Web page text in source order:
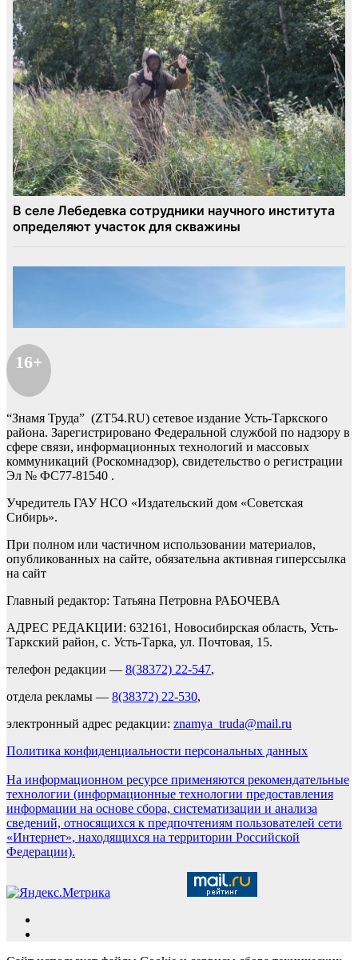
16+
“Знамя Труда” (ZT54.RU) сетевое издание Усть-Таркского
района. Зарегистрировано Федеральной службой по надзору в
сфере связи, информационных технологий и массовых
коммуникаций (Роскомнадзор), свидетельство о регистрации
Эл № ФС77-81540 .
Учредитель ГАУ НСО «Издательский дом «Советская
Сибирь».
При полном или частичном использовании материалов,
опубликованных на сайте, обязательна активная гиперссылка
на сайт
Главный редактор: Татьяна Петровна РАБОЧЕВА
АДРЕС РЕДАКЦИИ: 632161, Новосибирская область, Усть-
Таркский район, с. Усть-Тарка, ул. Почтовая, 15.
телефон редакции — 8(38372) 22-547,
отдела рекламы — 8(38372) 22-530,
электронный адрес редакции: znamya_truda@mail.ru
Политика конфиденциальности персональных данных
На информационном ресурсе применяются рекомендательные
технологии (информационные технологии предоставления
информации на основе сбора, систематизации и анализа
сведений, относящихся к предпочтениям пользователей сети
«Интернет», находящихся на территории Российской
Федерации).